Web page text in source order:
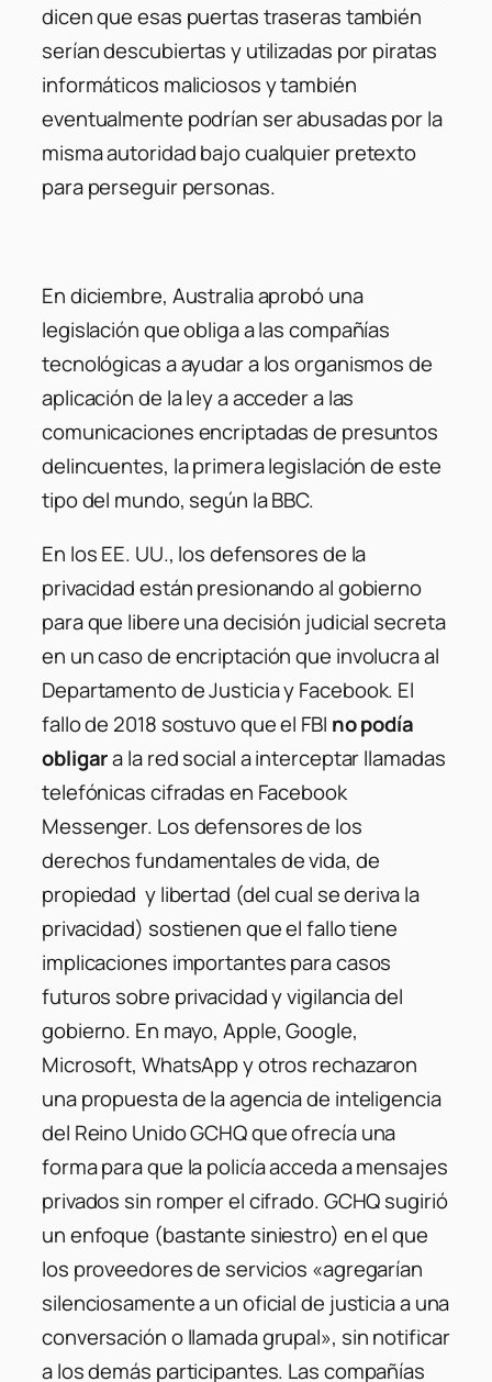
dicen que esas puertas traseras también
serían descubiertas y utilizadas por piratas
informáticos maliciosos y también
eventualmente podrían ser abusadas por la
misma autoridad bajo cualquier pretexto
para perseguir personas.
En diciembre, Australia aprobó una
legislación que obliga a las compañías
tecnológicas a ayudar a los organismos de
aplicación de la ley a acceder a las
comunicaciones encriptadas de presuntos
delincuentes, la primera legislación de este
tipo del mundo, según la BBC.
En los EE. UU., los defensores de la
privacidad están presionando al gobierno
para que libere una decisión judicial secreta
en un caso de encriptación que involucra al
Departamento de Justicia y Facebook. El
fallo de 2018 sostuvo que el FBI no podía
obligara la red social a interceptar llamadas
telefónicas cifradas en Facebook
Messenger. Los defensores de los
derechos fundamentales de vida, de
propiedad y libertad (del cual se deriva la
privacidad) sostienen que el fallo tiene
implicaciones importantes para casos
futuros sobre privacidad y vigilancia del
gobierno. En mayo, Apple, Google,
Microsoft, WhatsApp y otros rechazaron
una propuesta de la agencia de inteligencia
del Reino Unido GCHQ que ofrecía una
forma para que la policía acceda a mensajes
privados sin romper el cifrado. GCHQ sugirió
un enfoque (bastante siniestro) en el que
los proveedores de servicios «agregarían
silenciosamente a un oficial de justicia a una
conversación o llamada grupal», sin notificar
a los demás participantes. Las compañías